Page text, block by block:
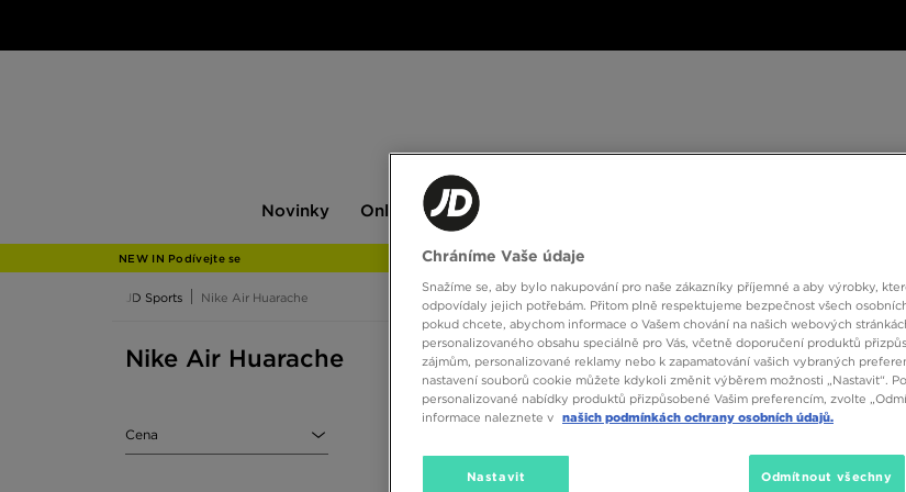
Novinky
JD
Only at JD
Pánské
Pánské
NEW IN Podívejte se
JD Sports Nike Air Huarache
Nike Air Huarache
Cena
Chráníme Vaše údaje
Snažíme se, aby bylo nakupování pro naše zákazníky příjemné a aby výrobky,
odpovídaly jejich potřebám. Přitom plně respektujeme bezpečnost všech
pokud chcete, abychom informace o Vašem chování na našich webových
personalizovaného obsahu speciálně pro Vás, včetně doporučení produktů
zájmům, personalizované reklamy nebo k zapamatování vašich vybraných
nastavení souborů cookie můžete kdykoli změnit výběrem možnosti „Nastavit“.
personalizované nabídky produktů přizpůsobené Vašim preferencím, zvolte
informace naleznete v našich podmínkách ochrany osobních údajů.
Nastavit Odmítnout všechny